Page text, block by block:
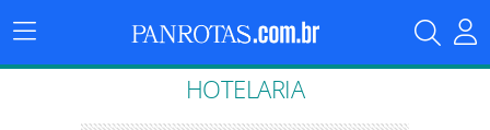
Menu
Principal
HOTELARIA